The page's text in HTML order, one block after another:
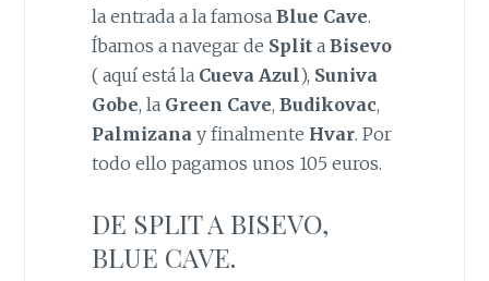
la entrada a la famosa Blue Cave.
Íbamos a navegar de Splita Bisevo
( aquí está la Cueva Azul), Suniva
Gobe, laGreen Cave, Budikovac,
Palmizanay finalmente Hvar. Por
todo ello pagamos unos 105 euros.
DE SPLIT A BISEVO,
BLUE CAVE.